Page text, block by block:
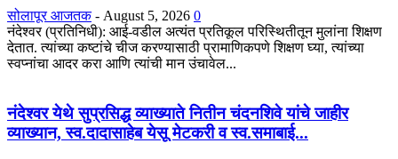
सोलापूर आजतक - August 5, 2026 0
नंदेश्वर (प्रतिनिधी): आई-वडील अत्यंत प्रतिकूल परिस्थितीतून मुलांना शिक्षण
देतात. त्यांच्या कष्टांचे चीज करण्यासाठी प्रामाणिकपणे शिक्षण घ्या, त्यांच्या
स्वप्नांचा आदर करा आणि त्यांची मान उंचावेल...
नंदेश्वर येथे सुप्रसिद्ध व्याख्याते नितीन चंदनशिवे यांचे जाहीर
व्याख्यान, स्व.दादासाहेब येसू मेटकरी व स्व.समाबाई...